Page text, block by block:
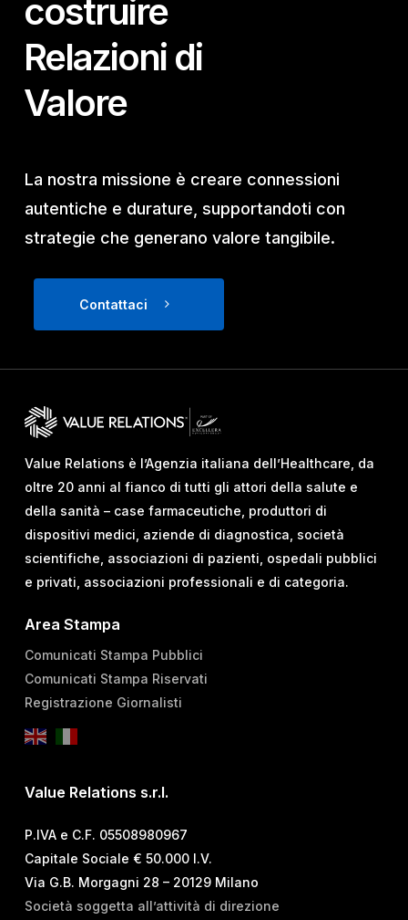
costruire
Relazioni di
Valore
La nostra missione è creare connessioni
autentiche e durature, supportandoti con
strategie che generano valore tangibile.
Contattaci
Value Relations è l’Agenzia italiana dell’Healthcare, da
oltre 20 anni al fianco di tutti gli attori della salute e
della sanità – case farmaceutiche, produttori di
dispositivi medici, aziende di diagnostica, società
scientifiche, associazioni di pazienti, ospedali pubblici
e privati, associazioni professionali e di categoria.
Area Stampa
Comunicati Stampa Pubblici
Comunicati Stampa Riservati
Registrazione Giornalisti
Value Relations s.r.l.
P.IVA e C.F. 05508980967
Capitale Sociale € 50.000 I.V.
Via G.B. Morgagni 28 – 20129 Milano
Società soggetta all’attività di direzione